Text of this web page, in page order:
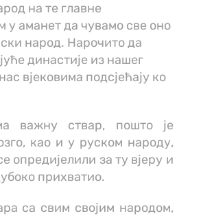
на те главне
у аманет да чувамо све оно
народ. Нарочито да
династије из нашег
вјековима подсјећају ко
важну ствар, пошто је
као и у руском народу,
опредијелили за ту вјеру и
прихватио.
са свим својим народом,